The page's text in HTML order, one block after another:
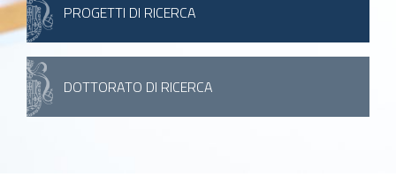
PROGETTI DI RICERCA
DOTTORATO DI RICERCA